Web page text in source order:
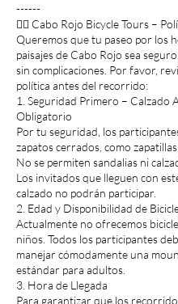
------
🚴‍♂️ Cabo Rojo Bicycle Tours –
Queremos que tu paseo por los
paisajes de Cabo Rojo sea
sin complicaciones. Por favor,
política antes del recorrido:
1. Seguridad Primero – Calzado
Obligatorio
Por tu seguridad, los
zapatos cerrados, como
No se permiten sandalias ni
Los invitados que lleguen con
calzado no podrán participar.
2. Edad y Disponibilidad de
Actualmente no ofrecemos
niños. Todos los participantes
manejar cómodamente una
estándar para adultos.
3. Hora de Llegada
Para garantizar que los